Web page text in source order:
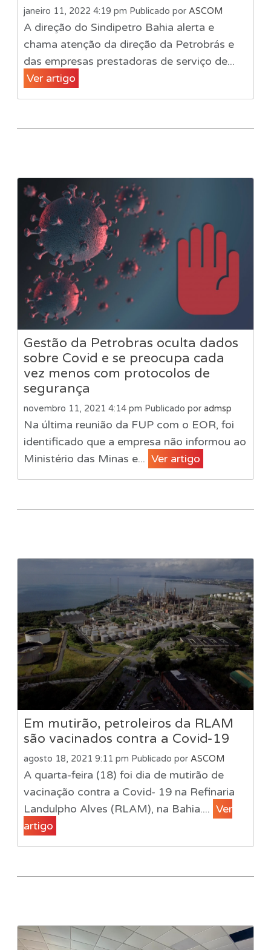
janeiro 11, 2022 4:19 pm Publicado por ASCOM
A direção do Sindipetro Bahia alerta e
chama atenção da direção da Petrobrás e
das empresas prestadoras de serviço de...
Ver artigo
Gestão da Petrobras oculta dados
sobre Covid e se preocupa cada
vez menos com protocolos de
segurança
novembro 11, 2021 4:14 pm Publicado por admsp
Na última reunião da FUP com o EOR, foi
identificado que a empresa não informou ao
Ministério das Minas e... Ver artigo
Em mutirão, petroleiros da RLAM
são vacinados contra a Covid-19
agosto 18, 2021 9:11 pm Publicado por ASCOM
A quarta-feira (18) foi dia de mutirão de
vacinação contra a Covid- 19 na Refinaria
Landulpho Alves (RLAM), na Bahia.... Ver
artigo